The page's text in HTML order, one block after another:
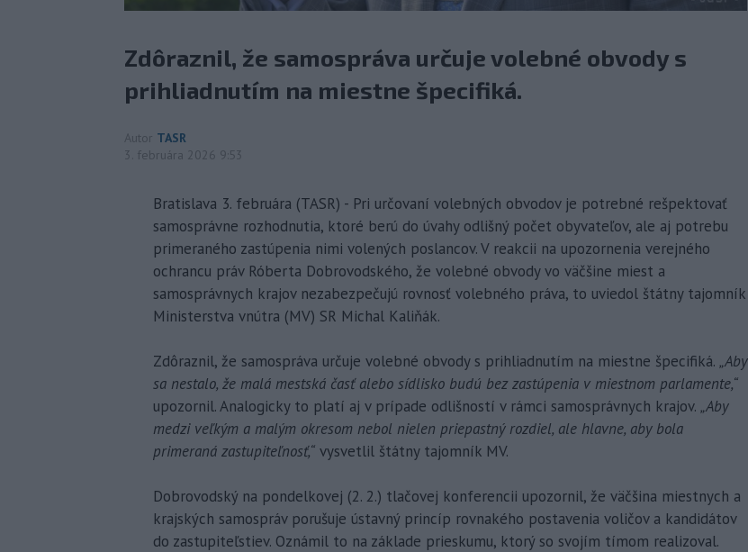
Zdôraznil, že samospráva určuje volebné obvody s
prihliadnutím na miestne špecifiká.
Autor TASR
3. februára 2026 9:53
Bratislava 3. februára (TASR) - Pri určovaní volebných obvodov je potrebné rešpektovať
samosprávne rozhodnutia, ktoré berú do úvahy odlišný počet obyvateľov, ale aj potrebu
primeraného zastúpenia nimi volených poslancov. V reakcii na upozornenia verejného
ochrancu práv Róberta Dobrovodského, že volebné obvody vo väčšine miest a
samosprávnych krajov nezabezpečujú rovnosť volebného práva, to uviedol štátny tajomník
Ministerstva vnútra (MV) SR Michal Kaliňák.
Zdôraznil, že samospráva určuje volebné obvody s prihliadnutím na miestne špecifiká. „Aby
sa nestalo, že malá mestská časť alebo sídlisko budú bez zastúpenia v miestnom parlamente,“
upozornil. Analogicky to platí aj v prípade odlišností v rámci samosprávnych krajov. „Aby
medzi veľkým a malým okresom nebol nielen priepastný rozdiel, ale hlavne, aby bola
primeraná zastupiteľnosť,“ vysvetlil štátny tajomník MV.
Dobrovodský na pondelkovej (2. 2.) tlačovej konferencii upozornil, že väčšina miestnych a
krajských samospráv porušuje ústavný princíp rovnakého postavenia voličov a kandidátov
do zastupiteľstiev. Oznámil to na základe prieskumu, ktorý so svojím tímom realizoval.